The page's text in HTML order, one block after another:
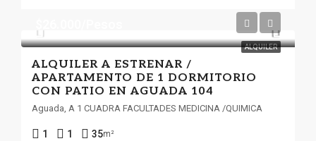
ALQUILER
ALQUILER A ESTRENAR /
APARTAMENTO DE 1 DORMITORIO
CON PATIO EN AGUADA 104
Aguada, A 1 CUADRA FACULTADES MEDICINA /QUIMICA
1 1 35m²